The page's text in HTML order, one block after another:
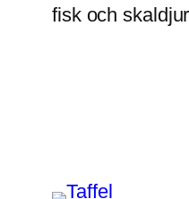
fisk och